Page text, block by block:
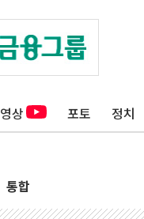
영상 포토 정치
통합